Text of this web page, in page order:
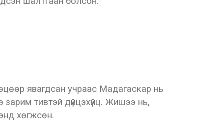
явагдсан учраас Мадагаскар нь
тивтэй дүйцэхүйц. Жишээ нь,
хөгжсөн.